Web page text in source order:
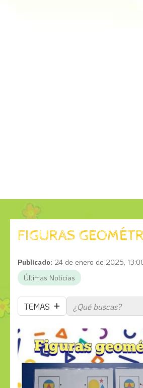
FIGURAS
Publicado: 24 de enero de 2025,
Últimas Noticias
TEMAS